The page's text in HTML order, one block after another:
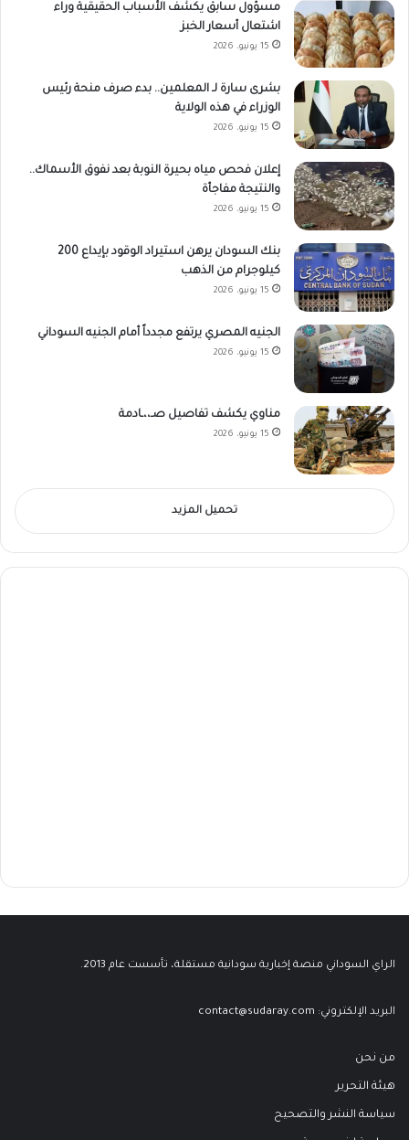
مسؤول سابق يكشف الأسباب الحقيقية وراء
اشتعال أسعار الخبز
15 يونيو، 2026
بشرى سارة لـ المعلمين.. بدء صرف منحة رئيس
الوزراء في هذه الولاية
15 يونيو، 2026
إعلان فحص مياه بحيرة النوبة بعد نفوق الأسماك..
والنتيجة مفاجأة
15 يونيو، 2026
بنك السودان يرهن استيراد الوقود بإيداع 200
كيلوجرام من الذهب
15 يونيو، 2026
الجنيه المصري يرتفع مجدداً أمام الجنيه السوداني
15 يونيو، 2026
مناوي يكشف تفاصيل صـ،،ـادمة
15 يونيو، 2026
تحميل المزيد
الراي السوداني منصة إخبارية سودانية مستقلة، تأسست عام 2013.
البريد الإلكتروني: contact@sudaray.com
من نحن
هيئة التحرير
سياسة النشر والتصحيح